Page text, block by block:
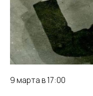
9 марта в 17:00